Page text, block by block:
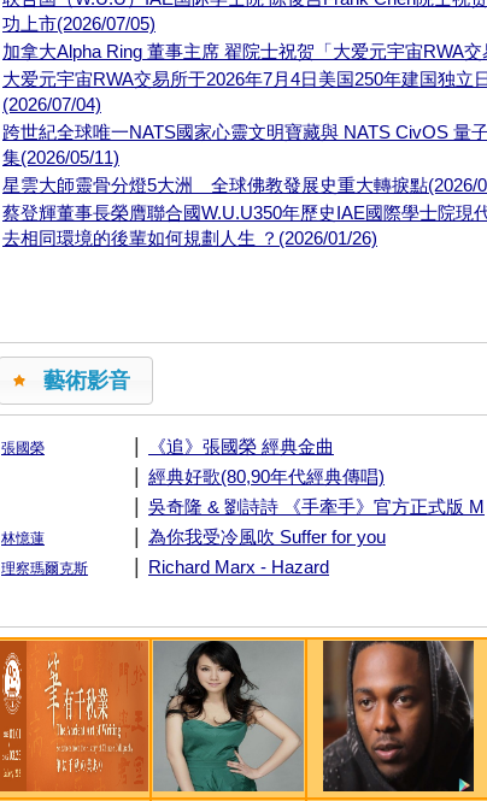
功上市(2026/07/05)
加拿大Alpha Ring 董事主席 翟院士祝贺「大爱元宇宙RWA
大爱元宇宙RWA交易所于2026年7月4日美国250年建国独
(2026/07/04)
跨世紀全球唯一NATS國家心靈文明寶藏與 NATS CivOS 量
集(2026/05/11)
星雲大師靈骨分燈5大洲 全球佛教發展史重大轉捩點(2026/
蔡登輝董事長榮膺聯合國W.U.U350年歷史IAE國際學士院
去相同環境的後輩如何規劃人生 ？(2026/01/26)
藝術影音
張國榮 《追》張國榮 經典金曲
經典好歌(80,90年代經典傳唱)
吳奇隆 & 劉詩詩 《手牽手》官方正式版 M
林憶蓮 為你我受冷風吹 Suffer for you
理察瑪爾克斯 Richard Marx - Hazard